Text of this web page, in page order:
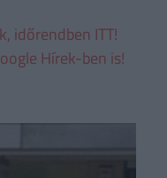
időrendben ITT!
Hírek-ben is!